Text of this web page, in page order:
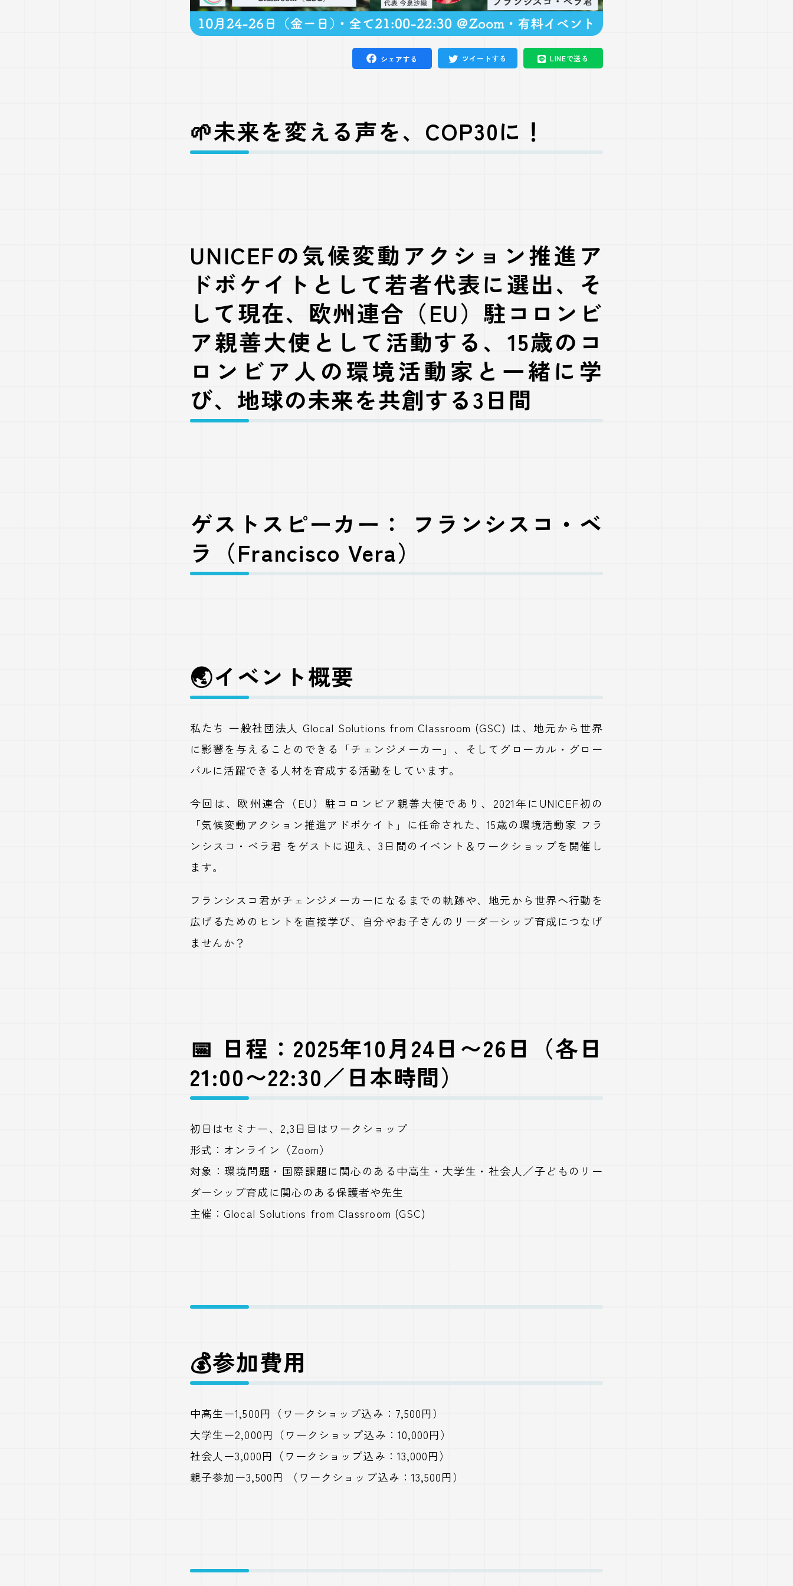
シェアする ツイートする LINEで送る
🌱未来を変える声を、COP30に！
UNICEFの気候変動アクション推進ア
ドボケイトとして若者代表に選出、そ
して現在、 欧州連合（EU）駐コロンビ
ア親善大使 として活動する、 15歳のコ
ロンビア人の環境活動家 と一緒に学
び、地球の未来を共創する3日間
ゲストスピーカー： フランシスコ・ベ
ラ（Francisco Vera）
🌏イベント概要
私たち 一般社団法人 Glocal Solutions from Classroom (GSC) は、 地元から世界
に影響を与えることのできる「チェンジメーカー」、そしてグローカル・グロー
バルに活躍できる人材を育成する活動をしています。
今回は、欧州連合（EU）駐コロンビア親善大使であり、2021年にUNICEF初の
「気候変動アクション推進アドボケイト」に任命された、15歳の環境活動家 フラ
ンシスコ・ベラ君 をゲストに迎え、3日間のイベント＆ワークショップを開催し
ます。
フランシスコ君がチェンジメーカーになるまでの軌跡や、地元から世界へ行動を
広げるためのヒントを直接学び、自分やお子さんのリーダーシップ育成につなげ
ませんか？
📅 日程：2025年10月24日〜26日（各日
21:00〜22:30／日本時間）
初日はセミナー、2,3日目はワークショップ
形式：オンライン（Zoom）
対象：環境問題・国際課題に関心のある中高生・大学生・社会人／子どものリー
ダーシップ育成に関心のある保護者や先生
主催：Glocal Solutions from Classroom (GSC)
💰参加費用
中高生ー1,500円（ワークショップ込み：7,500円）
大学生ー2,000円（ワークショップ込み：10,000円）
社会人ー3,000円（ワークショップ込み：13,000円）
親子参加ー3,500円 （ワークショップ込み：13,500円）